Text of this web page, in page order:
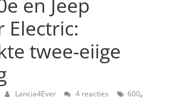
Electric:
twee-eiige
Lancia4Ever 4 reacties 600,